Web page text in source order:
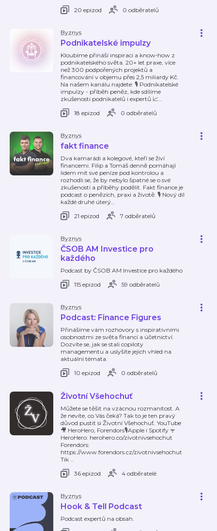
20 epizod
0 odběratelů
Byznys
Podnikatelské impulzy
Kloubíme přináší inspiraci a know‑how z
podnikatelského světa. 20+ let praxe, více
než 300 podpořených projektů a
financování v objemu přes 2,5 miliardy Kč.
Na našem kanálu najdete: 🎙 Podnikatelské
impulzy - příběh peněz, kde sdílíme
zkušenosti podnikatelů i expertů 📈…
18 epizod
0 odběratelů
Byznys
fakt finance
Dva kamarádi a kolegové, kteří se živí
financemi. Filip a Tomáš denně pomáhají
lidem mít své peníze pod kontrolou a
rozhodli se, že by nebylo špatné se o své
zkušenosti a příběhy podělit. Fakt finance je
podcast o penězích, praxi a životě. 🎙 Nový díl
každé druhé úterý…
21 epizod
7 odběratelů
Byznys
ČSOB AM Investice pro
každého
Podcast by ČSOB AM Investice pro každého
115 epizod
59 odběratelů
Byznys
Podcast: Finance Figures
Přinášíme vám rozhovory s inspirativními
osobnostmi ze světa financí a účetnictví.
Dozvíte se, jak se stali copiloty
managementu a uslyšíte jejich vhled na
aktuální témata.
10 epizod
0 odběratelů
Životní Všehochuť
Můžete se těšit na vzácnou rozmanitost. A
že nevíte, co Vás čeká? Tak to je ten pravý
důvod pustit si Životní Všehochuť. YouTube
🎥 HeroHero, Forendors🎙️Apple i Spotify ᯤ
HeroHero: herohero.co/zivotnivsehochut
Forendors:
https://www.forendors.cz/zivotnivsehochut
Tik …
36 epizod
4 odběratelé
Byznys
Hook & Tell Podcast
Podcast expertů na obsah.